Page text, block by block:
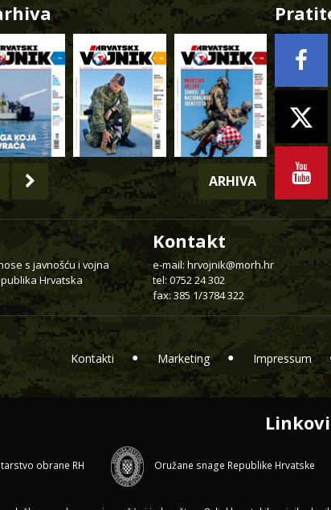
ARHIVA
s javnošću i vojna
Hrvatska
Kontakt
e-mail: hrvojnik@morh.hr
tel: 0752 24 302
fax: 385 1/3784 322
Kontakti Marketing Impressum
Linkovi
obrane RH Oružane snage Republike Hrvatske